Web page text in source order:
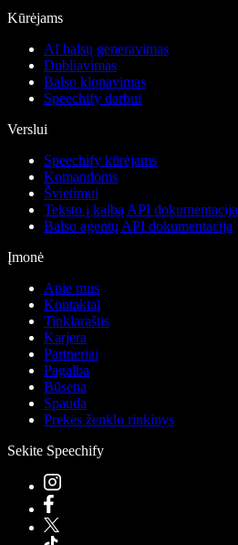
Kūrėjams
AI balsų generavimas
Dubliavimas
Balso klonavimas
Speechify darbui
Verslui
Speechify kūrėjams
Komandoms
Švietimui
Teksto į kalbą API dokumentacija
Balso agentų API dokumentacija
Įmonė
Apie mus
Kontaktai
Tinklaraštis
Karjera
Partneriai
Pagalba
Būsena
Spauda
Prekės ženklo rinkinys
Sekite Speechify